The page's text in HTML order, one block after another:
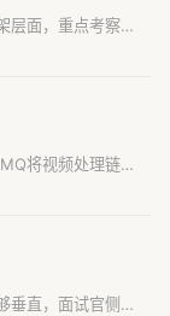
层面，重点考察
的基础八股风格
将视频处理链路
目优化经历，并
垂直，面试官侧重